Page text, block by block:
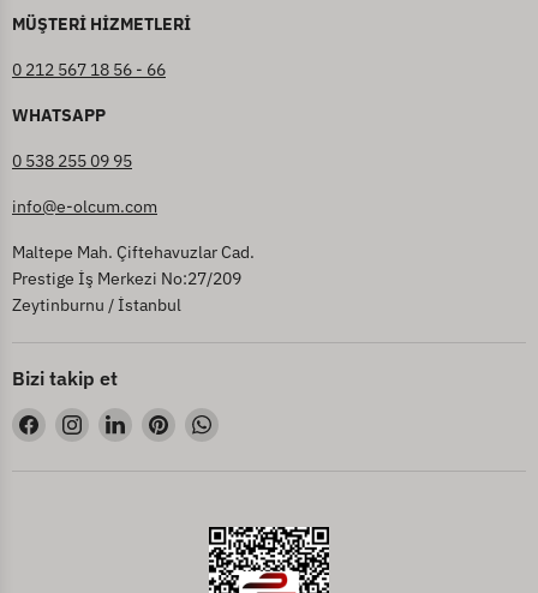
MÜŞTERİ HİZMETLERİ
0 212 567 18 56 - 66
WHATSAPP
0 538 255 09 95
info@e-olcum.com
Maltepe Mah. Çiftehavuzlar Cad.
Prestige İş Merkezi No:27/209
Zeytinburnu / İstanbul
Bizi takip et
Bizi
Facebook&#39;de
bul
Bizi
Instagram&#39;de
bul
Bizi
LinkedIn&#39;de
bul
Bizi
Pinterest&#39;de
bul
Bizi
bul